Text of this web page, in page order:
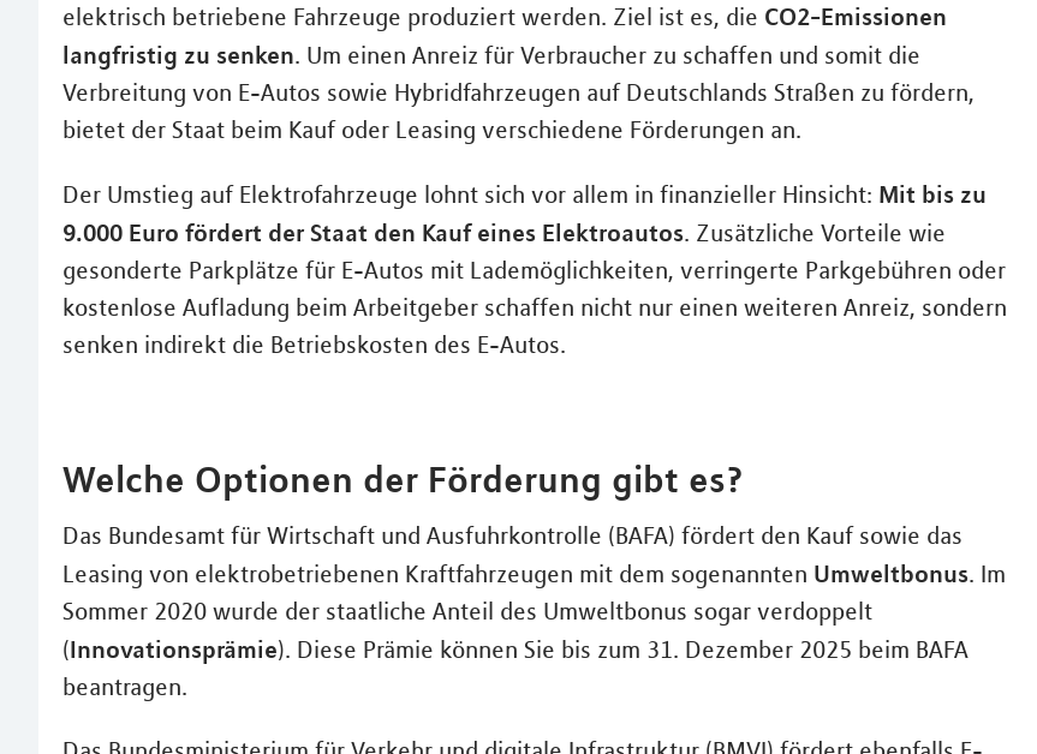
elektrisch betriebene Fahrzeuge produziert werden. Ziel ist es, die CO2-Emissionen
langfristig zu senken. Um einen Anreiz für Verbraucher zu schaffen und somit die
Verbreitung von E-Autos sowie Hybridfahrzeugen auf Deutschlands Straßen zu fördern,
bietet der Staat beim Kauf oder Leasing verschiedene Förderungen an.
Der Umstieg auf Elektrofahrzeuge lohnt sich vor allem in finanzieller Hinsicht: Mit bis zu
9.000 Euro fördert der Staat den Kauf eines Elektroautos. Zusätzliche Vorteile wie
gesonderte Parkplätze für E-Autos mit Lademöglichkeiten, verringerte Parkgebühren oder
kostenlose Aufladung beim Arbeitgeber schaffen nicht nur einen weiteren Anreiz, sondern
senken indirekt die Betriebskosten des E-Autos.
Welche Optionen der Förderung gibt es?
Das Bundesamt für Wirtschaft und Ausfuhrkontrolle (BAFA) fördert den Kauf sowie das
Leasing von elektrobetriebenen Kraftfahrzeugen mit dem sogenannten Umweltbonus. Im
Sommer 2020 wurde der staatliche Anteil des Umweltbonus sogar verdoppelt
(Innovationsprämie). Diese Prämie können Sie bis zum 31. Dezember 2025 beim BAFA
beantragen.